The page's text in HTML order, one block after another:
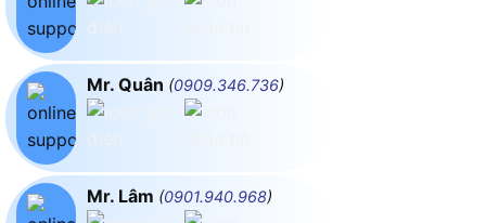
Mr. Quân (0909.346.736)
Mr. Lâm (0901.940.968)